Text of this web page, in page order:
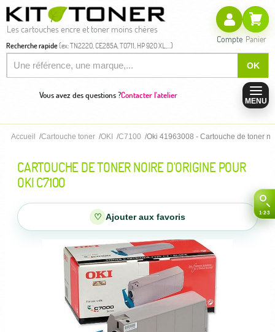
Les cartouches encre et toner moins chères
Recherche rapide(ex: TN2220, CE285A, T0711, HP 920 XL,...)
OK
Compte Panier
Vous avez des questions ?Contacter l'atelier
MENU
Accueil Cartouche toner OKI C7100 Oki 41963008 - Cartouche de toner
CARTOUCHE DE TONER NOIRE D'ORIGINE POUR
OKI C7100
♡ Ajouter aux favoris